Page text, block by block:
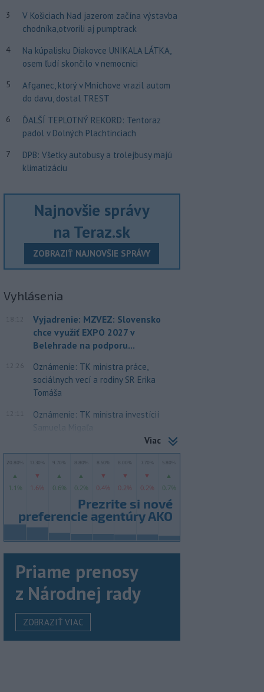
3
V Košiciach Nad jazerom začína výstavba
chodníka,otvorili aj pumptrack
4
Na kúpalisku Diakovce UNIKALA LÁTKA,
osem ľudí skončilo v nemocnici
5
Afganec, ktorý v Mníchove vrazil autom
do davu, dostal TREST
6
ĎALŠÍ TEPLOTNÝ REKORD: Tentoraz
padol v Dolných Plachtinciach
7
DPB: Všetky autobusy a trolejbusy majú
klimatizáciu
Najnovšie správy
na Teraz.sk
ZOBRAZIŤ NAJNOVŠIE SPRÁVY
Vyhlásenia
18:12
Vyjadrenie: MZVEZ: Slovensko
chce využiť EXPO 2027 v
Belehrade na podporu...
12:26
Oznámenie: TK ministra práce,
sociálnych vecí a rodiny SR Erika
Tomáša
Oznámenie: TK ministra investícií
Samuela Migaľa
Viac
Priame prenosy
z Národnej rady
ZOBRAZIŤ VIAC